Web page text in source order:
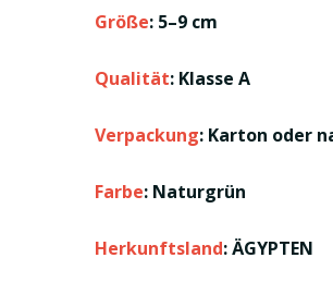
Größe: 5–9 cm
Qualität: Klasse A
Verpackung: Karton oder
Farbe: Naturgrün
Herkunftsland: ÄGYPTEN